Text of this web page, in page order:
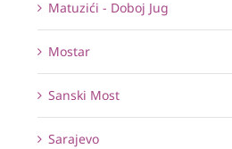
Matuzići - Doboj Jug
Mostar
Sanski Most
Sarajevo